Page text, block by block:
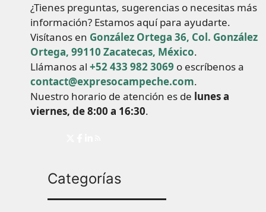
¿Tienes preguntas, sugerencias o necesitas más
información? Estamos aquí para ayudarte.
Visítanos en González Ortega 36, Col. González
Ortega, 99110 Zacatecas, México.
Llámanos al +52 433 982 3069 o escríbenos a
contact@expresocampeche.com.
Nuestro horario de atención es de lunes a
viernes, de 8:00 a 16:30.
Categorías